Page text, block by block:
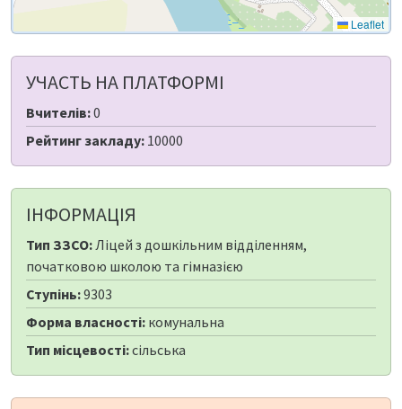
Leaflet
УЧАСТЬ НА ПЛАТФОРМІ
Вчителів:0
Рейтинг закладу: 10000
ІНФОРМАЦІЯ
Тип ЗЗСО:Ліцей з дошкільним відділенням,
початковою школою та гімназією
Ступінь:9303
Форма власності: комунальна
Тип місцевості:сільська